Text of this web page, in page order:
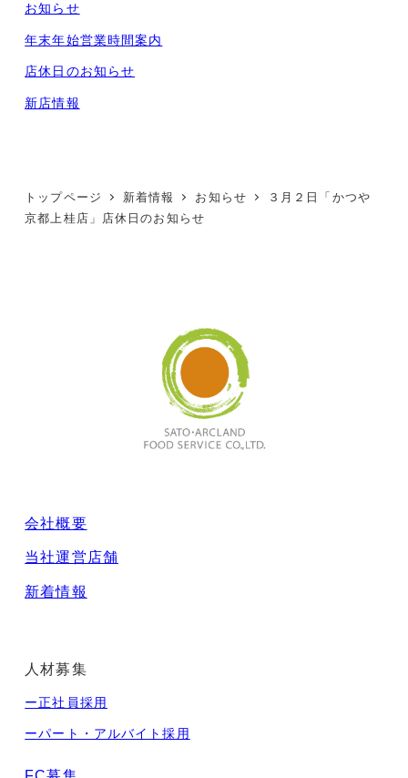
お知らせ
年末年始営業時間案内
店休日のお知らせ
新店情報
トップページ 新着情報 お知らせ
３月２日「かつや
京都上桂店」店休日のお知らせ
会社概要
当社運営店舗
新着情報
人材募集
ー正社員採用
ーパート・アルバイト採用